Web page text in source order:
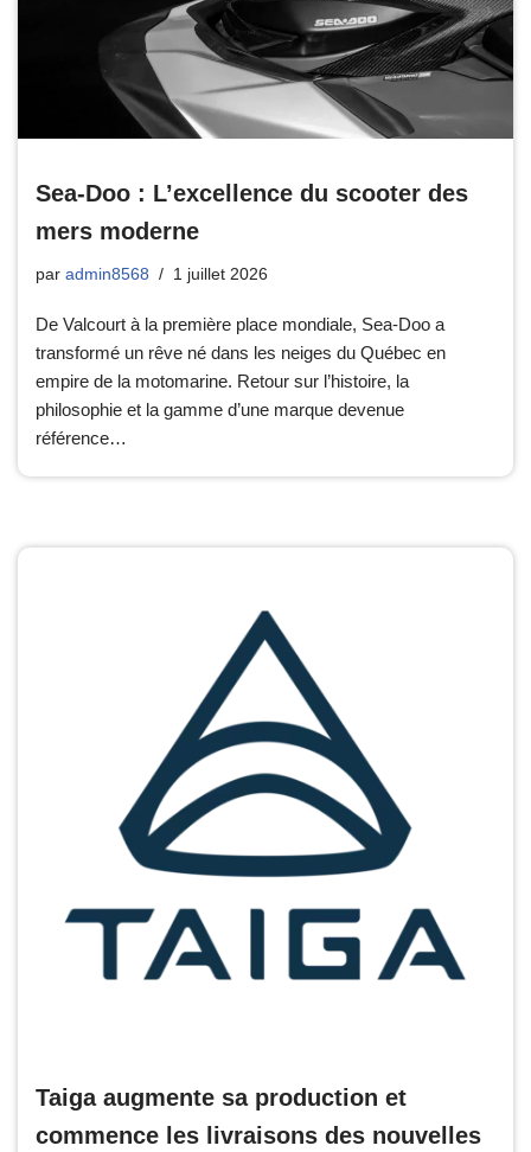
Sea-Doo : L’excellence du scooter des
mers moderne
par admin8568 1 juillet 2026
De Valcourt à la première place mondiale, Sea-Doo a
transformé un rêve né dans les neiges du Québec en
empire de la motomarine. Retour sur l’histoire, la
philosophie et la gamme d’une marque devenue
référence…
Taiga augmente sa production et
commence les livraisons des nouvelles